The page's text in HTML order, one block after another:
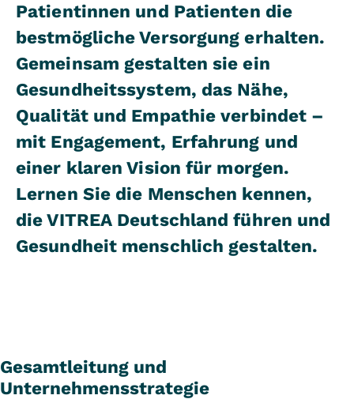
Patientinnen und Patienten die
bestmögliche Versorgung erhalten.
Gemeinsam gestalten sie ein
Gesundheitssystem, das Nähe,
Qualität und Empathie verbindet –
mit Engagement, Erfahrung und
einer klaren Vision für morgen.
Lernen Sie die Menschen kennen,
die VITREA Deutschland führen und
Gesundheit menschlich gestalten.
Gesamtleitung und
Unternehmensstrategie